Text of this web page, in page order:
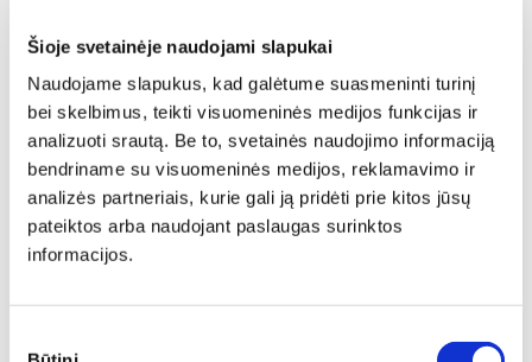
Šioje svetainėje naudojami slapukai
Naudojame slapukus, kad galėtume suasmeninti turinį
bei skelbimus, teikti visuomeninės medijos funkcijas ir
analizuoti srautą. Be to, svetainės naudojimo informaciją
bendriname su visuomeninės medijos, reklamavimo ir
analizės partneriais, kurie gali ją pridėti prie kitos jūsų
pateiktos arba naudojant paslaugas surinktos
informacijos.
Prisijungti / Registruotis
Rašyti užklausą
Reikia daugiau informacijos?